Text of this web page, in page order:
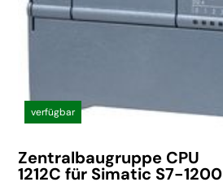
verfügbar
Zentralbaugruppe CPU
1212C für Simatic S7-1200